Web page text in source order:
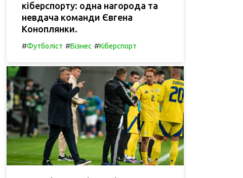
кіберспорту: одна нагорода та
невдача команди Євгена
Коноплянки.
#Футболіст #Бізнес #Кіберспорт